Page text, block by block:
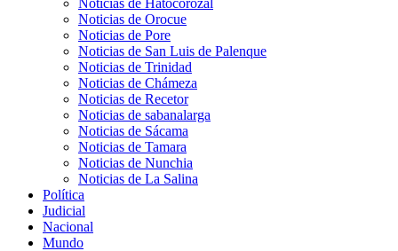
Noticias de Hatocorozal
Noticias de Orocue
Noticias de Pore
Noticias de San Luis de Palenque
Noticias de Trinidad
Noticias de Chámeza
Noticias de Recetor
Noticias de sabanalarga
Noticias de Sácama
Noticias de Tamara
Noticias de Nunchia
Noticias de La Salina
Política
Judicial
Nacional
Mundo